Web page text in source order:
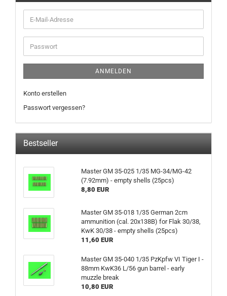
E-
Mail-
Adresse
Passwort
ANMELDEN
Konto erstellen
Passwort vergessen?
Bestseller
Master GM 35-025 1/35 MG-34/MG-42
(7.92mm) - empty shells (25pcs)
8,80 EUR
Master GM 35-018 1/35 German 2cm
ammunition (cal. 20x138B) for Flak 30/38,
KwK 30/38 - empty shells (25pcs)
11,60 EUR
Master GM 35-040 1/35 PzKpfw VI Tiger I -
88mm KwK36 L/56 gun barrel - early
muzzle break
10,80 EUR